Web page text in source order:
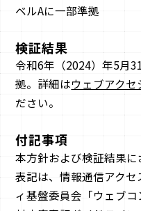
ベルAに一部準拠
検証結果
令和6年（2024）年5月
拠。詳細はウェブアク
ださい。
付記事項
本方針および検証結果
表記は、情報通信アク
ィ基盤委員会「ウェブ